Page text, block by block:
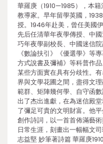
華羅庚（1910—1985），本籍
教導家。早年留學英國，
授。1946年赴美，曾任美國
先后任清華年夜學傳授、中
巧年夜學副校長、中國迷信
《數論扶引》《優選學》等
方式說書及彌補》等科普作
某些方面實在具有分歧性。
界與文學花圃之間，盡得文
範群、矩陣幾何學、自守函
出了杰出進獻，在為迷信殿
了彌足可貴的文明財富。他
創作詩詞，以一首首佈滿藝
日常生涯，刻畫出一幅幅文
志益堅 妙筆著詩篇 華羅庚